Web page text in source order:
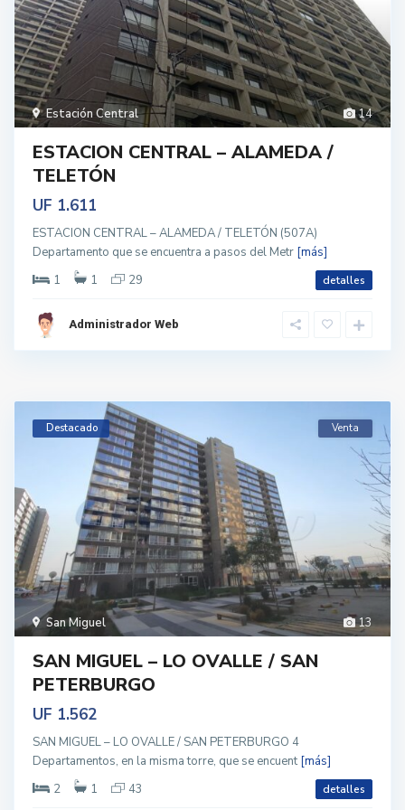
14
Estación Central
ESTACION CENTRAL – ALAMEDA /
TELETÓN
UF 1.611
ESTACION CENTRAL – ALAMEDA / TELETÓN (507A)
Departamento que se encuentra a pasos del Metr [más]
1
1 29 detalles
Administrador Web
13
San Miguel
Destacado Venta
SAN MIGUEL – LO OVALLE / SAN
PETERBURGO
UF 1.562
SAN MIGUEL – LO OVALLE / SAN PETERBURGO 4
Departamentos, en la misma torre, que se encuent [más]
2
1 43 detalles